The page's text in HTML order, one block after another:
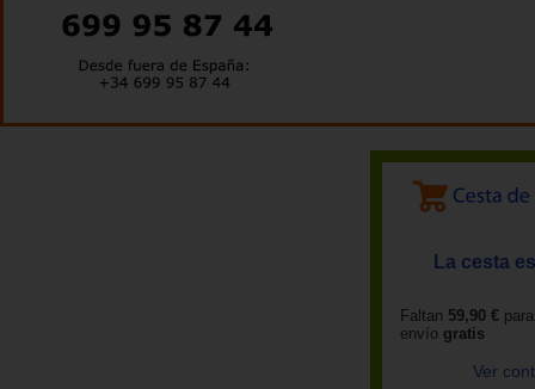
La cesta
Faltan 59,90 €
envío gratis
Ver